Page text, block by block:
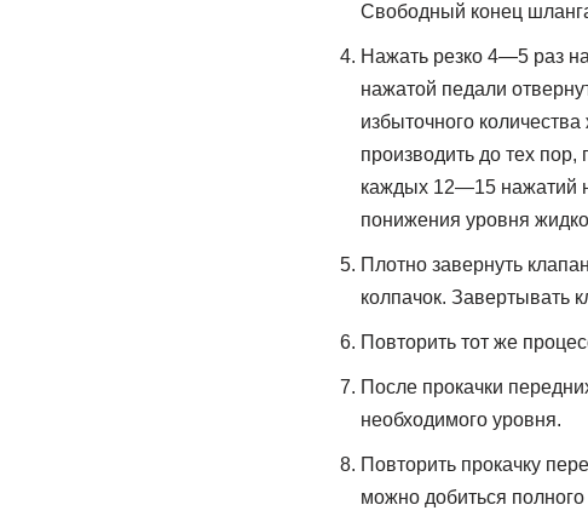
Свободный конец
Нажать резко 4—5 раз
нажатой педали
избыточного
производить до тех
каждых 12—15 нажатий
понижения уровня
Плотно завернуть
колпачок. Завертывать
Повторить тот же
После прокачки
необходимого уровня.
Повторить прокачку
можно добиться полного